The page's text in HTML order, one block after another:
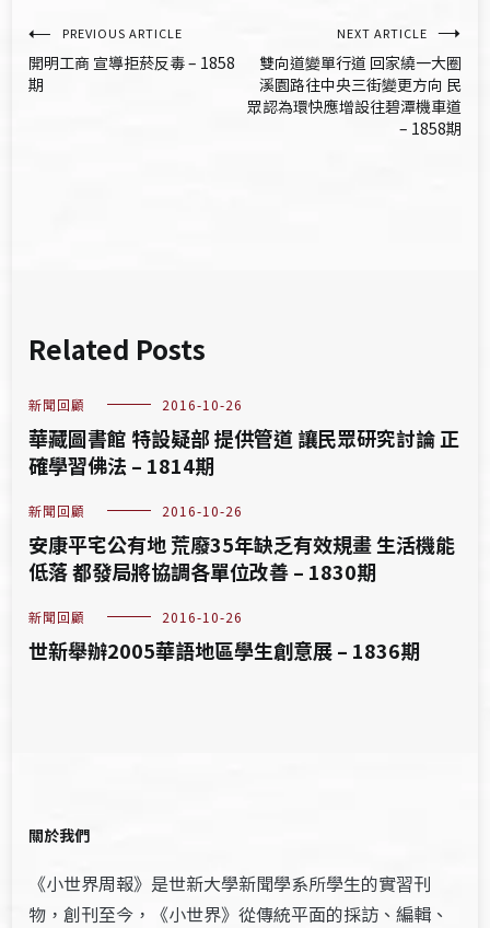
文
章
PREVIOUS ARTICLE
開明工商 宣導拒菸反毒 – 1858
期
NEXT ARTICLE
雙向道變單行道 回家繞一大圈
溪園路往中央三街變更方向 民
眾認為環快應增設往碧潭機車道
– 1858期
Related Posts
新聞回顧 2016-10-26
華藏圖書館 特設疑部 提供管道 讓民眾研究討論 正
確學習佛法 – 1814期
新聞回顧 2016-10-26
安康平宅公有地 荒廢35年缺乏有效規畫 生活機能
低落 都發局將協調各單位改善 – 1830期
新聞回顧 2016-10-26
世新舉辦2005華語地區學生創意展 – 1836期
關於我們
《小世界周報》是世新大學新聞學系所學生的實習刊
物，創刊至今，《小世界》從傳統平面的採訪、編輯、